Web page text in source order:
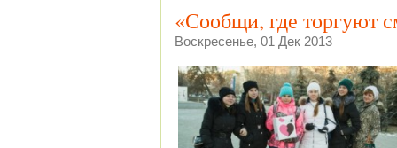
«Сообщи, где торгуют
Воскресенье, 01 Дек 2013